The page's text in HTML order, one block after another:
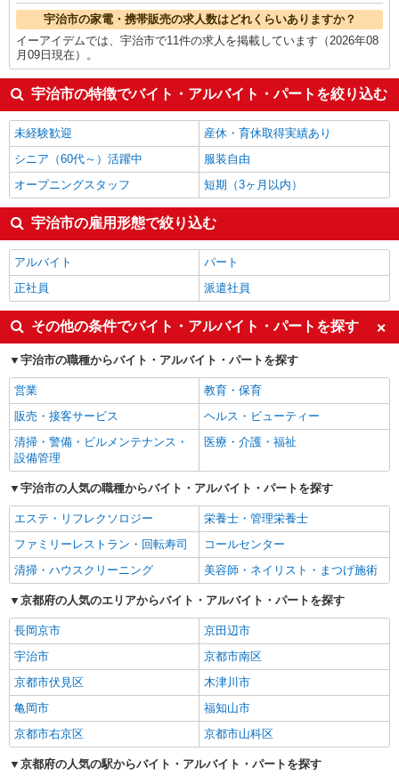
宇治市の家電・携帯販売の求人数はどれくらいありますか？
イーアイデムでは、宇治市で11件の求人を掲載しています（2026年08
月09日現在）。
宇治市の特徴でバイト・アルバイト・パートを絞り込む
未経験歓迎
産休・育休取得実績あり
シニア（60代～）活躍中
服装自由
オープニングスタッフ
短期（3ヶ月以内）
宇治市の雇用形態で絞り込む
アルバイト
パート
正社員
派遣社員
その他の条件でバイト・アルバイト・パートを探す
宇治市の職種からバイト・アルバイト・パートを探す
営業
教育・保育
販売・接客サービス
ヘルス・ビューティー
清掃・警備・ビルメンテナンス・
設備管理
医療・介護・福祉
宇治市の人気の職種からバイト・アルバイト・パートを探す
エステ・リフレクソロジー
栄養士・管理栄養士
ファミリーレストラン・回転寿司
コールセンター
清掃・ハウスクリーニング
美容師・ネイリスト・まつげ施術
京都府の人気のエリアからバイト・アルバイト・パートを探す
長岡京市
京田辺市
宇治市
京都市南区
京都市伏見区
木津川市
亀岡市
福知山市
京都市右京区
京都市山科区
京都府の人気の駅からバイト・アルバイト・パートを探す